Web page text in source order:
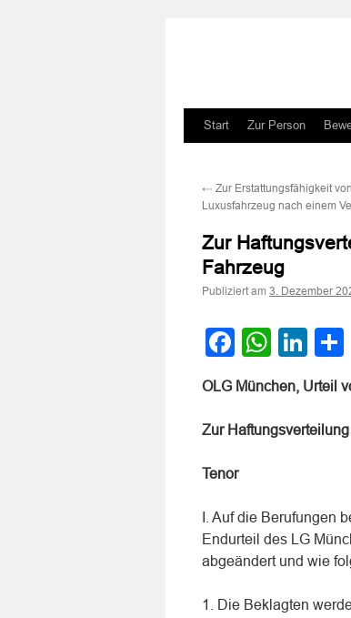
Zum
springen
Start Zur Person
← Zur Erstattungsfähigkeit
Luxusfahrzeug nach einem
Zur
Fahrzeug
Publiziert am 3. Dezember
Facebook
OLG München, Urteil
Zur
Tenor
I. Auf die Berufungen
Endurteil des LG
abgeändert und wie
1. Die Beklagten